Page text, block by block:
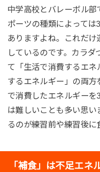
中学高校とバレーボル部
ポーツの種類によっては
ありますよね。これだ
しているのです。カラ
て「生活で消費するエ
するエネルギー」の両方
で消費したエネルギー
は難しいことも多い思
るのが練習前や練習後に
「補食」は不足エネ